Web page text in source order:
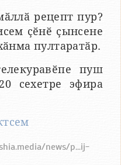
рецепт пур?
ҫӗнӗ ҫынсене
пултаратӑр.
пуш
сехетре эфира
news/p...ij-